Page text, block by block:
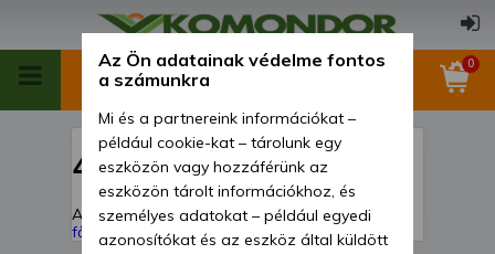
0
404
A keresett oldal nem található!Vissza a
főoldalra
Az Ön adatainak védelme fontos
a számunkra
Mi és a partnereink információkat –
például cookie-kat – tárolunk egy
eszközön vagy hozzáférünk az
eszközön tárolt információkhoz, és
személyes adatokat – például egyedi
azonosítókat és az eszköz által küldött